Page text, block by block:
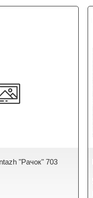
"Рачок" 703